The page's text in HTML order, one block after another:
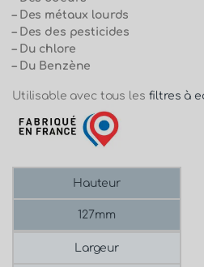
– Des métaux lourds
– Des des pesticides
– Du chlore
– Du Benzène
Utilisable avec tous les filtres à
Hauteur
127mm
Largeur